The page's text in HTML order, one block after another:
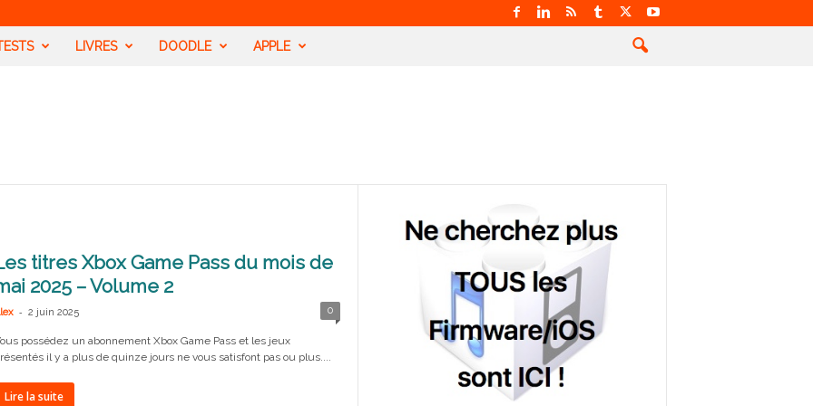
LIVRES DOODLE APPLE
titres Xbox Game Pass du mois de
2025 – Volume 2
- 2 juin 2025 0
possédez un abonnement Xbox Game Pass et les jeux
il y a plus de quinze jours ne vous satisfont pas ou plus....
Lire la suite